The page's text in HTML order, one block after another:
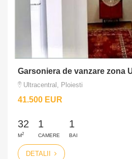
Garsoniera de vanzare zona
Ultracentral, Ploiesti
41.500 EUR
32
M2
1
CAMERE
1
BAI
DETALII